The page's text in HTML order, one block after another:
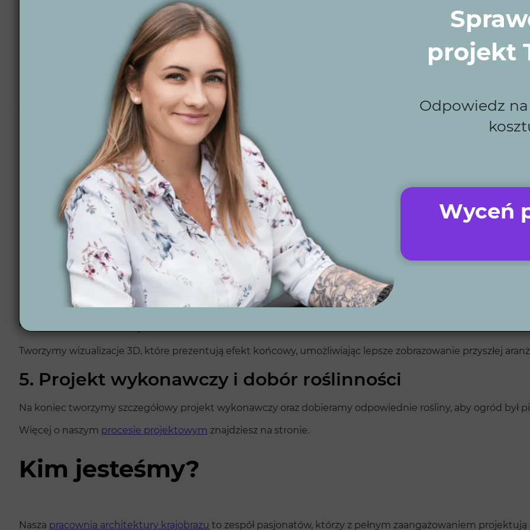
12 lat doświadczenia i ponad 300 projektów – nasze doświadczenie jest gwarancją wysokiej jakości i
Nowoczesne technologie – automatyczne systemy nawadniania, inteligentne oświetlenie i kosiarki,
Projektowanie online – elastyczna współpraca zdalna zapewnia wygodę, niezależnie od lokalizacji.
Zapraszamy do obejrzenia naszych
realizacji ogrodów , aby zobaczyć, jakie inspirujące przestrzenie możemy
Jak wygląda nasz proces projektowy?
1. Ankieta projektowa
Zaczynamy od wypełnienia ankiety projektowej, która pozwala nam poznać Twoje preferencje i
2. Analiza materiałów
Na podstawie ankiety oraz dostarczonych zdjęć i wymiarów działki przeprowadzamy analizę, by jak
3. Koncepcja w 2D
Opracowujemy wstępną koncepcję w 2D, która pokazuje ogólny plan i układ przestrzeni ogrodu.
4. Wizualizacje 3D
Tworzymy wizualizacje 3D, które prezentują efekt końcowy, umożliwiając lepsze zobrazowanie przyszłej
5. Projekt wykonawczy i dobór roślinności
Na koniec tworzymy szczegółowy projekt wykonawczy oraz dobieramy odpowiednie rośliny, aby ogród był
Więcej o naszym procesie projektowym znajdziesz na stronie.
Kim jesteśmy?
Nasza pracownia architektury krajobrazu to zespół pasjonatów, którzy z pełnym zaangażowaniem projektują
projekt
Odpowiedz
Wyceń